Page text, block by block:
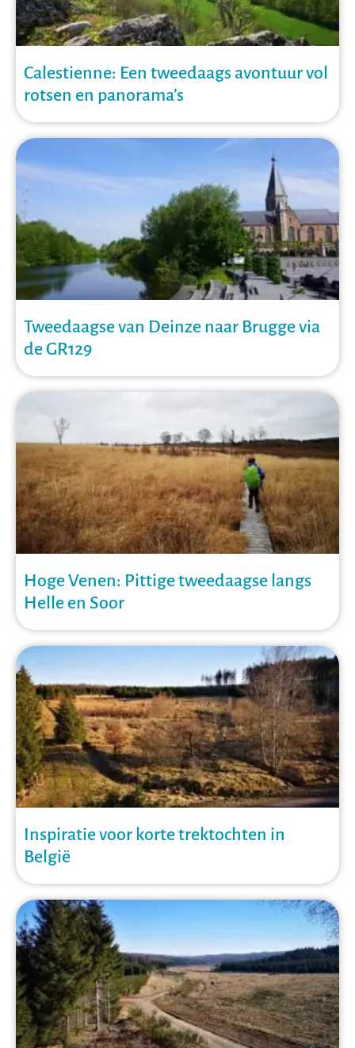
Calestienne: Een tweedaags avontuur vol
rotsen en panorama’s
Tweedaagse van Deinze naar Brugge via
de GR129
Hoge Venen: Pittige tweedaagse langs
Helle en Soor
Inspiratie voor korte trektochten in
België